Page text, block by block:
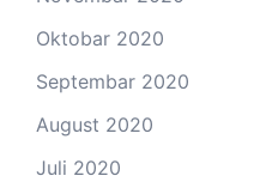
Oktobar 2020
Septembar 2020
August 2020
Juli 2020